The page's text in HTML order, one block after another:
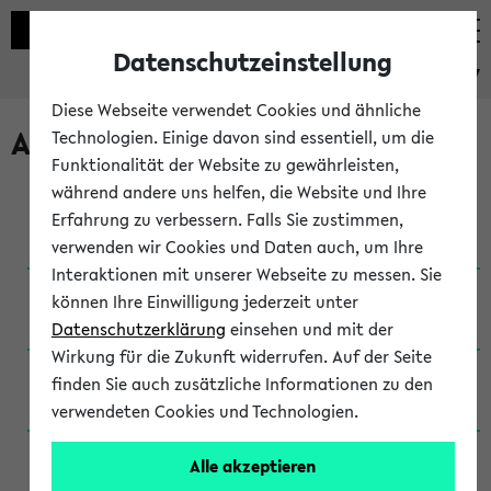
eKVV
Archivierte Studiengänge
Anglistik: British and American Studies / B.A.
(Einschreibung bis WiSe 16/17)
Anglistik: British and American Studies / B.A.
(Einschreibung bis SoSe 2015)
Anglistik: British and American Studies / B.A.
(Einschreibung bis SoSe 2013)
Anglistik: British and American Studies / Ba
(Einschreibung bis SoSe 2011)
Datenschutzeinstellung
Diese Webseite verwendet Cookies und ähnliche
Technologien. Einige davon sind essentiell, um die
Funktionalität der Website zu gewährleisten,
während andere uns helfen, die Website und Ihre
Erfahrung zu verbessern. Falls Sie zustimmen,
verwenden wir Cookies und Daten auch, um Ihre
Interaktionen mit unserer Webseite zu messen. Sie
können Ihre Einwilligung jederzeit unter
Datenschutzerklärung einsehen und mit der
Wirkung für die Zukunft widerrufen. Auf der Seite
finden Sie auch zusätzliche Informationen zu den
verwendeten Cookies und Technologien.
Alle akzeptieren